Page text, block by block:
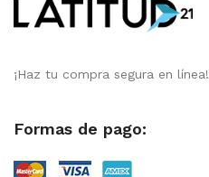
¡Haz tu compra segura en línea!
Formas de pago: